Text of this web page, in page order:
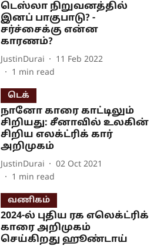
டெஸ்லா நிறுவனத்தில்
இனப் பாகுபாடு? -
சர்ச்சைக்கு என்ன
காரணம்?
JustinDurai
11 Feb 2022
1 min read
டெக்
நானோ காரை காட்டிலும்
சிறியது: சீனாவில் உலகின்
சிறிய எலக்ட்ரிக் கார்
அறிமுகம்
JustinDurai
02 Oct 2021
1 min read
வணிகம்
2024-ல் புதிய ரக எலெக்ட்ரிக்
காரை அறிமுகம்
செய்கிறது ஹூண்டாய்